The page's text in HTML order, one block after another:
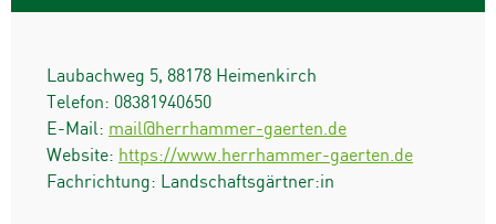
Laubachweg 5, 88178 Heimenkirch
Telefon: 08381940650
E-Mail: mail@herrhammer-gaerten.de
Website: https://www.herrhammer-gaerten.de
Fachrichtung: Landschaftsgärtner:in